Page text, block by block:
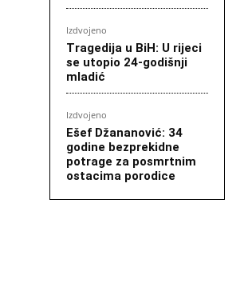
Izdvojeno
Tragedija u BiH: U rijeci
se utopio 24-godišnji
mladić
Izdvojeno
Ešef Džananović: 34
godine bezprekidne
potrage za posmrtnim
ostacima porodice